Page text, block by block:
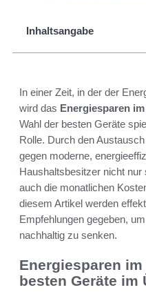
Inhaltsangabe
In einer Zeit, in der der
wird das Energiesparen
Wahl der besten Geräte
Rolle. Durch den
gegen moderne,
Haushaltsbesitzer nicht
auch die monatlichen
diesem Artikel werden
Empfehlungen gegeben,
nachhaltig zu senken.
Energiesparen
besten Geräte im